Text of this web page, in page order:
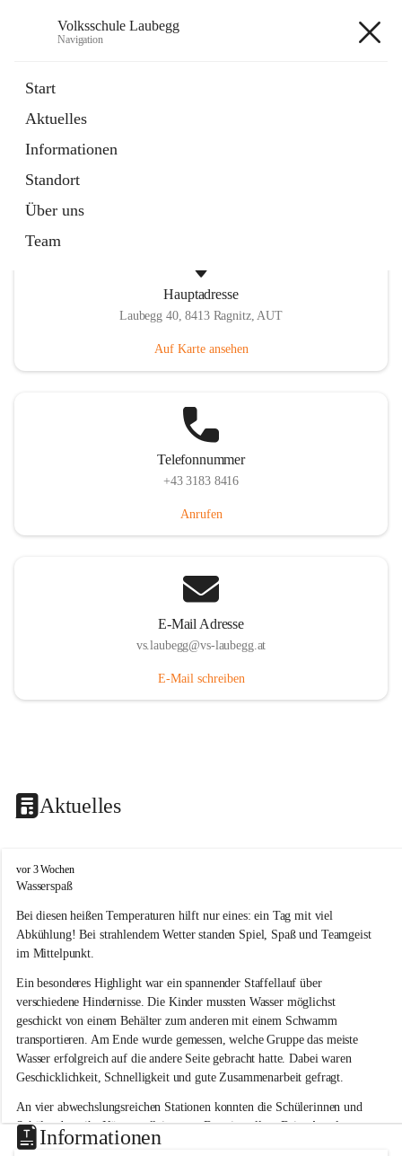
Volksschule Laubegg
Navigation
Start
Aktuelles
Informationen
Standort
Über uns
Team
Artikel
in
Tab
Hauptadresse
Laubegg 40, 8413 Ragnitz, AUT
Auf Karte ansehen
Telefonnummer
+43 3183 8416
Anrufen
E-Mail Adresse
vs.laubegg@vs-laubegg.at
E-Mail schreiben
Aktuelles
V
o
k
s
s
h
u
l
e
L
a
u
e
g
g
vor 3 Wochen
Wasserspaß
Bei diesen heißen Temperaturen hilft nur eines: ein Tag mit viel
Abkühlung! Bei strahlendem Wetter standen Spiel, Spaß und Teamgeist
im Mittelpunkt.
Ein besonderes Highlight war ein spannender Staffellauf über
verschiedene Hindernisse. Die Kinder mussten Wasser möglichst
geschickt von einem Behälter zum anderen mit einem Schwamm
transportieren. Am Ende wurde gemessen, welche Gruppe das meiste
Wasser erfolgreich auf die andere Seite gebracht hatte. Dabei waren
Geschicklichkeit, Schnelligkeit und gute Zusammenarbeit gefragt.
An vier abwechslungsreichen Stationen konnten die Schülerinnen und
Schüler dann ihr Können allein unter Beweis stellen. Beim Angeln
waren Geduld und Fingerspitzengefühl gefragt, während beim
Informationen